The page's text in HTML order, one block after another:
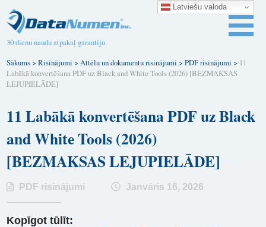
30 dienu naudu atpakaļ garantiju
Sākums>Risinājumi >Attēlu un dokumentu risinājumi >PDF risinājumi > 11
Labākā konvertēšana PDF uz Black and White Tools (2026) [BEZMAKSAS
LEJUPIELĀDE]
11 Labākā konvertēšana PDF uz Black
and White Tools (2026)
[BEZMAKSAS LEJUPIELĀDE]
PDF risinājumi Janvāris 16, 2026
Kopīgot tūlīt:
Latviešu valoda